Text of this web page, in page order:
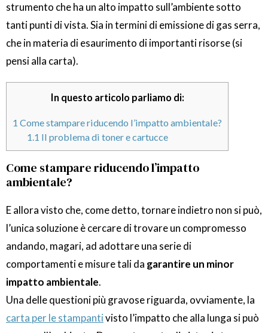
strumento che ha un alto impatto sull’ambiente sotto
tanti punti di vista. Sia in termini di emissione di gas serra,
che in materia di esaurimento di importanti risorse (si
pensi alla carta).
In questo articolo parliamo di:
1 Come stampare riducendo l’impatto ambientale?
1.1 Il problema di toner e cartucce
Come stampare riducendo l’impatto
ambientale?
E allora visto che, come detto, tornare indietro non si può,
l’unica soluzione è cercare di trovare un compromesso
andando, magari, ad adottare una serie di
comportamenti e misure tali da garantire un minor
impatto ambientale.
Una delle questioni più gravose riguarda, ovviamente, la
carta per le stampantivisto l’impatto che alla lunga si può